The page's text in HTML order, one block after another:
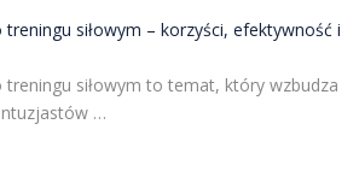
treningu siłowym – korzyści, efektywność i
treningu siłowym to temat, który wzbudza
…